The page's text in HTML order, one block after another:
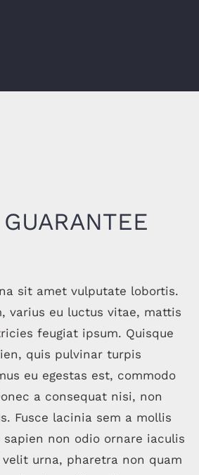
sit amet vulputate lobortis.
varius eu luctus vitae, mattis
feugiat ipsum. Quisque
quis pulvinar turpis
eu egestas est, commodo
a consequat nisi, non
Fusce lacinia sem a mollis
non odio ornare iaculis
urna, pharetra non quam